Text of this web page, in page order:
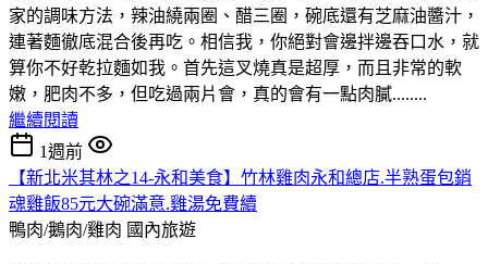
家的調味方法，辣油繞兩圈、醋三圈，碗底還有芝麻油醬汁，
連著麵徹底混合後再吃。相信我，你絕對會邊拌邊吞口水，就
算你不好乾拉麵如我。首先這叉燒真是超厚，而且非常的軟
嫩，肥肉不多，但吃過兩片會，真的會有一點肉膩........
繼續閱讀
1週前
【新北米其林之14-永和美食】竹林雞肉永和總店.半熟蛋包銷
魂雞飯85元大碗滿意.雞湯免費續
鴨肉/鵝肉/雞肉 國內旅遊